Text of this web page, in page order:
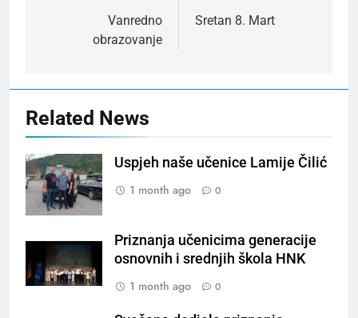
navigationVanredno
obrazovanje
Sretan 8. Mart
Related News
Uspjeh naše učenice Lamije Čilić
1 month ago
0
Priznanja učenicima generacije
osnovnih i srednjih škola HNK
1 month ago
0